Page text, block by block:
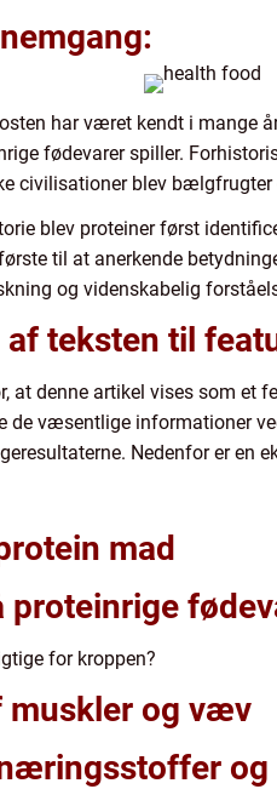
har været kendt i mange
fødevarer spiller.
civilisationer blev
blev proteiner først
til at anerkende
og videnskabelig
teksten til
at denne artikel vises som et
de væsentlige informationer
Nedenfor er en
mad
proteinrige
for kroppen?
muskler og væv
og